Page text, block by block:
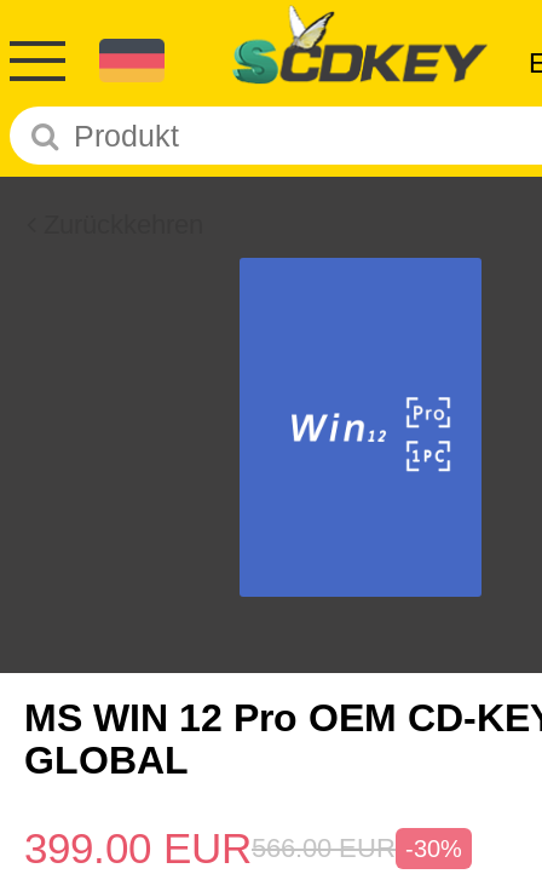
MS WIN 12 Pro OEM CD-
GLOBAL
399.00 EUR566.00 EUR -30%